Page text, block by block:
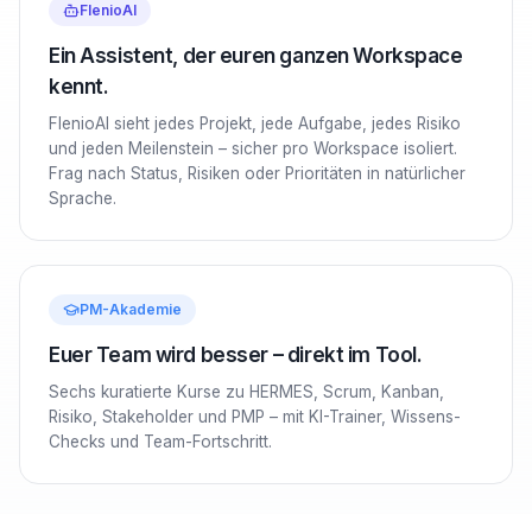
FlenioAI
Ein Assistent, der euren ganzen Workspace
kennt.
FlenioAI sieht jedes Projekt, jede Aufgabe, jedes Risiko
und jeden Meilenstein – sicher pro Workspace isoliert.
Frag nach Status, Risiken oder Prioritäten in natürlicher
Sprache.
PM-Akademie
Euer Team wird besser – direkt im Tool.
Sechs kuratierte Kurse zu HERMES, Scrum, Kanban,
Risiko, Stakeholder und PMP – mit KI-Trainer, Wissens-
Checks und Team-Fortschritt.